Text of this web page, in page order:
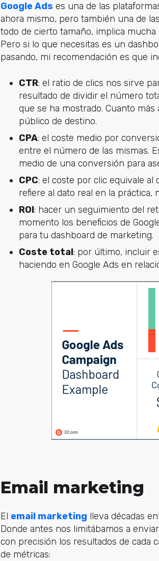
Google Ads es una de las
ahora mismo, pero también una de
todo de cierto tamaño, implica
Pero si lo que necesitas es un
pasando, mi recomendación es que
CTR: el ratio de clics nos sirve
resultado de dividir el número
que se ha mostrado. Cuanto
público de destino.
CPA: el coste medio por
entre el número de las mismas.
medio de una conversión para
CPC: el coste por clic equivale al
refiere al dato real en la práctica,
ROI: hacer un seguimiento del
momento los beneficios de
para tu dashboard de marketing.
Coste total: por último, incluir
haciendo en Google Ads en
Email marketing
El email marketing lleva décadas
Donde antes nos limitábamos a
con precisión los resultados de cada
de métricas: